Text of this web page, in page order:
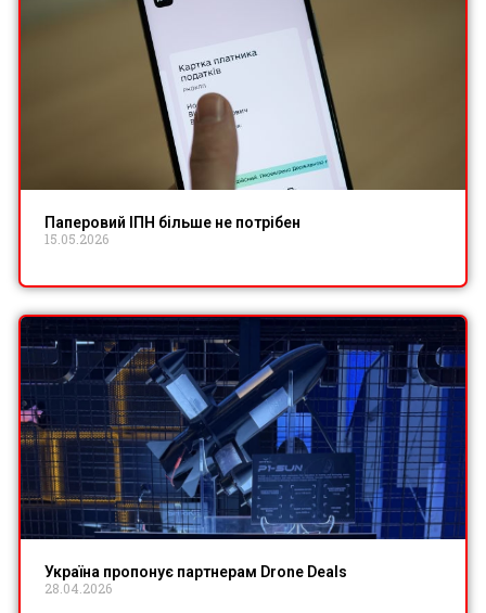
Паперовий ІПН більше не потрібен
15.05.2026
Україна пропонує партнерам Drone Deals
28.04.2026